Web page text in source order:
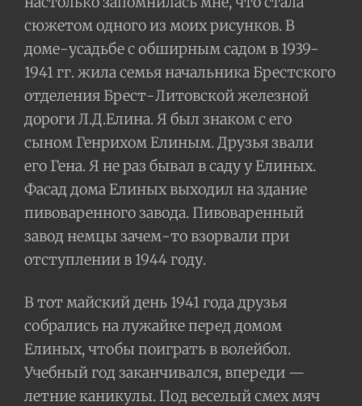
сюжетом одного из моих рисунков. В
доме-усадьбе с обширным садом в 1939-
1941 гг. жила семья начальника Брестского
отделения Брест-Литовской железной
дороги Л.Д.Елина. Я был знаком с его
сыном Генрихом Елиным. Друзья звали
его Гена. Я не раз бывал в саду у Елиных.
Фасад дома Елиных выходил на здание
пивоваренного завода. Пивоваренный
завод немцы зачем-то взорвали при
отступлении в 1944 году.
В тот майский день 1941 года друзья
собрались на лужайке перед домом
Елиных, чтобы поиграть в волейбол.
Учебный год заканчивался, впереди —
летние каникулы. Под веселый смех мяч